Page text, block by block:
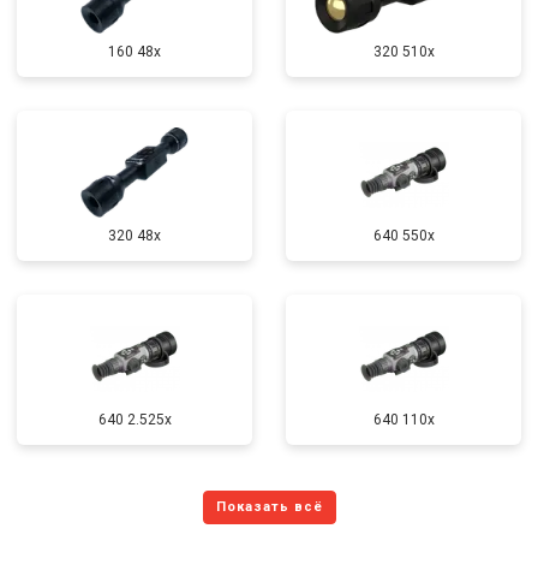
160 48x 320 510x
320 48x 640 550x
640 2.525x 640 110x